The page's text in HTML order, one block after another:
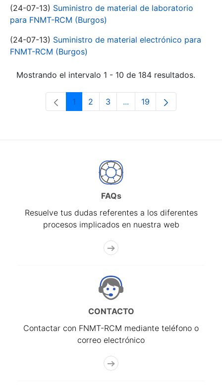
(24-07-13) Suministro de material de laboratorio
para FNMT-RCM (Burgos)
(24-07-13) Suministro de material electrónico para
FNMT-RCM (Burgos)
Mostrando el intervalo 1 - 10 de 184 resultados.
Página
1 Página
2 Página
3 ...Páginas intermedias Use
Página
19
FAQs
Resuelve tus dudas referentes a los diferentes
procesos implicados en nuestra web
CONTACTO
Contactar con FNMT-RCM mediante teléfono o
correo electrónico